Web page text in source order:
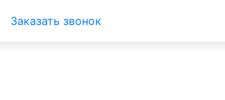
Заказать звонок